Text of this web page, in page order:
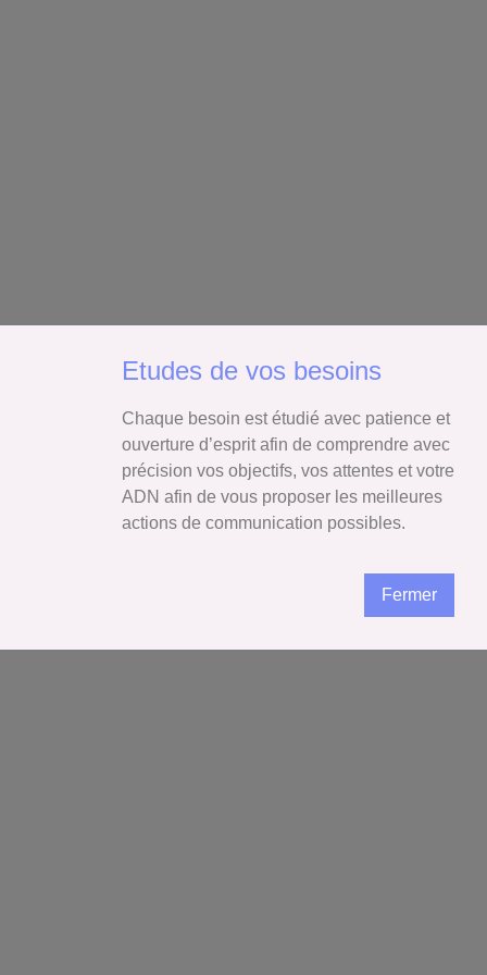
Etudes de vos besoins
Chaque besoin est étudié avec patience et
ouverture d’esprit afin de comprendre avec
précision vos objectifs, vos attentes et votre
ADN afin de vous proposer les meilleures
actions de communication possibles.
Fermer